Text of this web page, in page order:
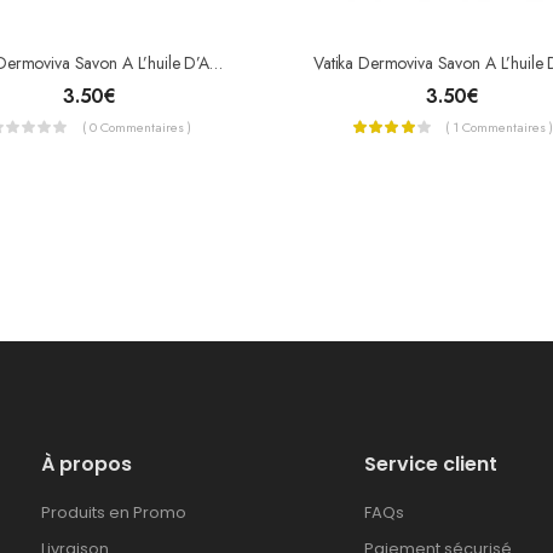
Vatika Dermoviva Savon A L’huile D’Amande 115g
3.50€
( 0 Commentaires )
3.50€
( 1 Commentaires )
À propos
Produits en Promo
Service client
FAQs